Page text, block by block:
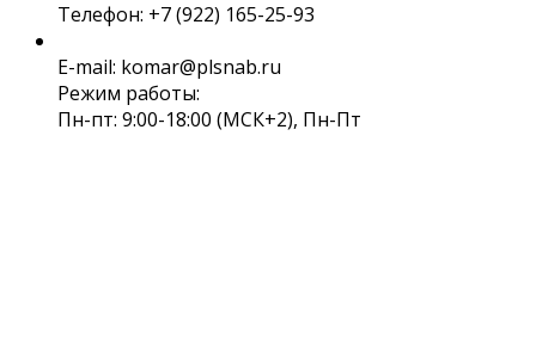
Телефон: +7 (922) 165-25-93
E-mail: komar@plsnab.ru
Режим работы:
Пн-пт: 9:00-18:00 (МСК+2), Пн-Пт